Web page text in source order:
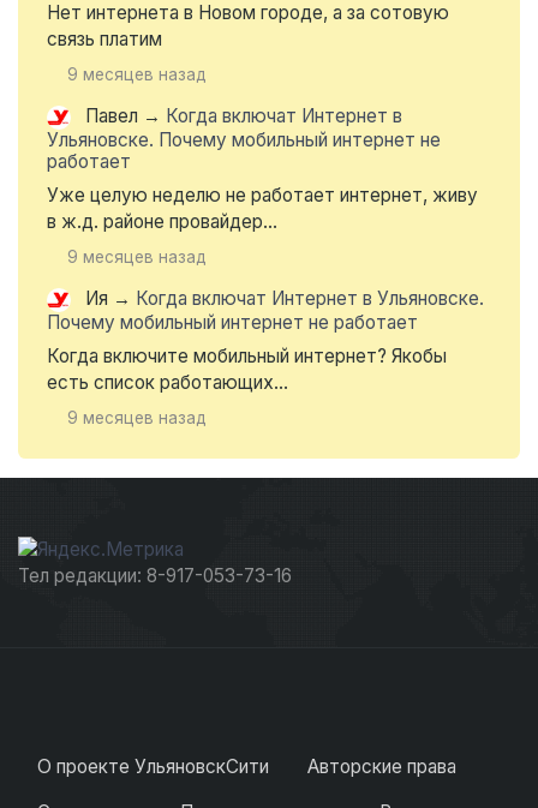
Нет интернета в Новом городе, а за сотовую
связь платим
9 месяцев назад
Павел → Когда включат Интернет в
Ульяновске. Почему мобильный интернет не
работает
Уже целую неделю не работает интернет, живу
в ж.д. районе провайдер...
9 месяцев назад
Ия → Когда включат Интернет в Ульяновске.
Почему мобильный интернет не работает
Когда включите мобильный интернет? Якобы
есть список работающих...
9 месяцев назад
Тел редакции: 8-917-053-73-16
О проекте УльяновскСити
Авторские права